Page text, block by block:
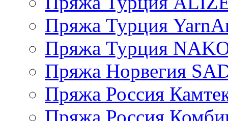
Пряжа Турция
Пряжа Турция
Пряжа Норвегия
Пряжа Россия
Пряжа Россия